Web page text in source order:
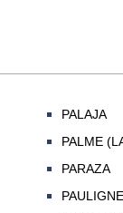
PALAJA
PALME
PARAZA
PAULIGNE